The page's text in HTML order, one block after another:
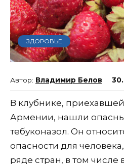
ЗДОРОВЬЕ
Владимир Белов
В клубнике,
Армении, нашли
тебуконазол. Он
опасности для
ряде стран, в том числе